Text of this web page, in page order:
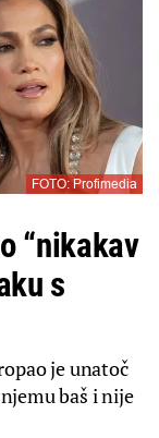
FOTO: Profimedia
“nikakav
s
je unatoč
baš i nije